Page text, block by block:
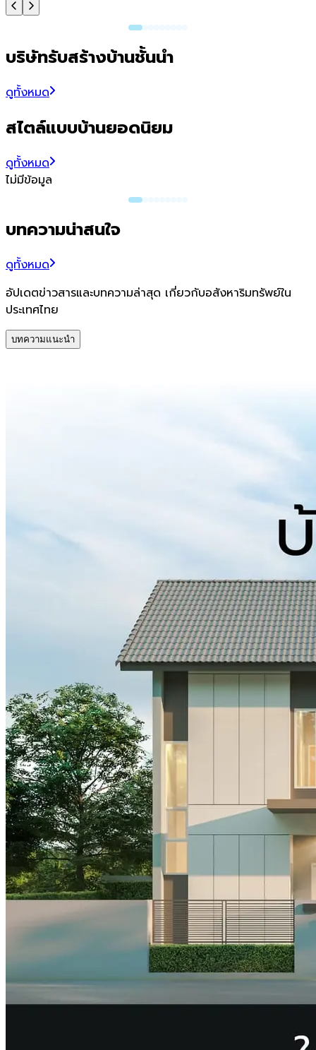
บริษัทรับสร้างบ้านชั้นนำ
ดูทั้งหมด
สไตล์แบบบ้านยอดนิยม
ดูทั้งหมด
ไม่มีข้อมูล
บทความน่าสนใจ
ดูทั้งหมด
อัปเดตข่าวสารและบทความล่าสุด เกี่ยวกับอสังหาริมทรัพย์ใน
ประเทศไทย
บทความแนะนำ